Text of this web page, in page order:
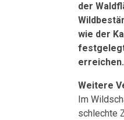
der
wie der
erreichen.
Weitere
Im
schlechte